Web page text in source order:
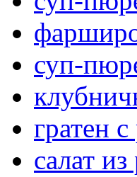
суп-
гратен
салат